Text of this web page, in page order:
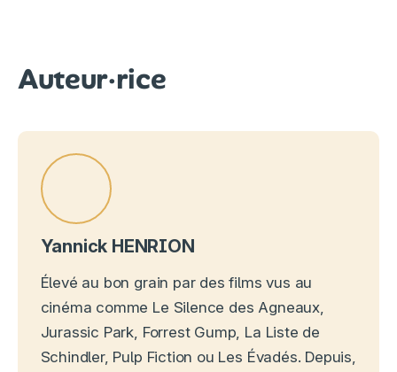
Auteur·rice
Yannick HENRION
Élevé au bon grain par des films vus au
cinéma comme Le Silence des Agneaux,
Jurassic Park, Forrest Gump, La Liste de
Schindler, Pulp Fiction ou Les Évadés. Depuis,